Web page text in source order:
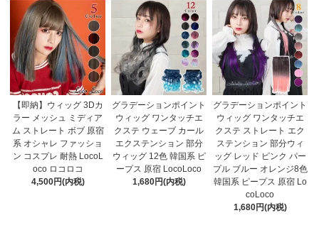
【即納】ウィッグ 3Dカ
ラー メッシュ ミディア
ム ストレート ボブ 原宿
系 オシャレ ファッショ
ン コスプレ 耐熱 LocoL
oco ロコロコ
4,500円(内税)
グラデーションポイント
ウィッグ ワンタッチエ
クステ ウェーブ カール
エクステンション 部分
ウィッグ 12色 韓国系 ピ
ープス 原宿 LocoLoco
1,680円(内税)
グラデーションポイント
ウィッグ ワンタッチエ
クステ ストレート エク
ステンション 部分ウィ
ッグ レッド ピンク パー
プル ブルー オレンジ8色
韓国系 ピープス 原宿 Lo
coLoco
1,680円(内税)